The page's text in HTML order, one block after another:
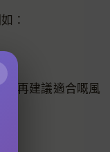
：
，再建議適合嘅風